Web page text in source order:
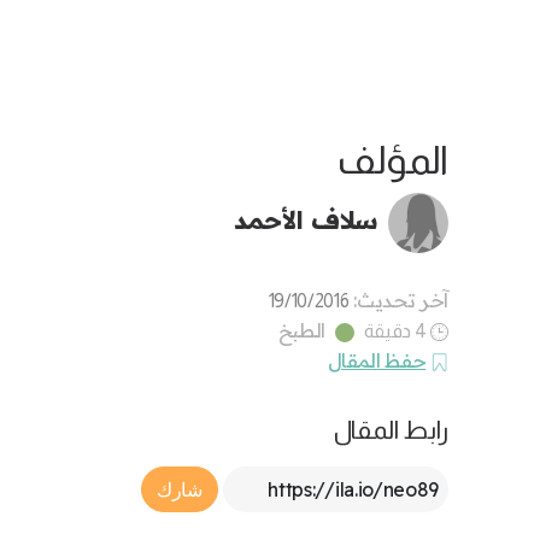
المؤلف
سلاف الأحمد
آخر تحديث: 19/10/2016
4 دقيقة
الطبخ
حفظ المقال
رابط المقال
Article Link
شارك